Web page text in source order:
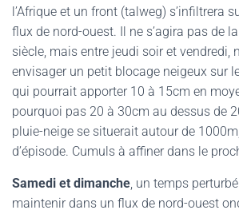
l’Afrique et un front (talweg) s’infiltrera
flux de nord-ouest. Il ne s’agira pas de
siècle, mais entre jeudi soir et vendredi,
envisager un petit blocage neigeux sur
qui pourrait apporter 10 à 15cm en
pourquoi pas 20 à 30cm au dessus de
pluie-neige se situerait autour de
d’épisode. Cumuls à affiner dans le
Samedi et dimanche, un temps
maintenir dans un flux de nord-ouest